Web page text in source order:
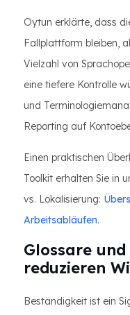
Oytun erklärte, dass
Fallplattform bleiben,
Vielzahl von
eine tiefere Kontrolle
und
Reporting auf
Einen praktischen
Toolkit erhalten Sie in
vs. Lokalisierung:
Arbeitsabläufen.
Glossare
reduzieren
Beständigkeit ist ein